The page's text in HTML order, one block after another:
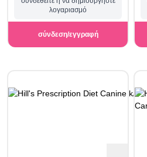
λογαριασμό
σύνδεση/εγγραφή